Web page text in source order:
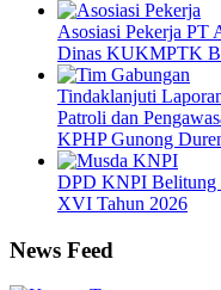
Asosiasi Pekerja PT
Dinas KUKMPTK
Tindaklanjuti
Patroli dan
KPHP Gunong
DPD KNPI Belitung
XVI Tahun 2026
News Feed